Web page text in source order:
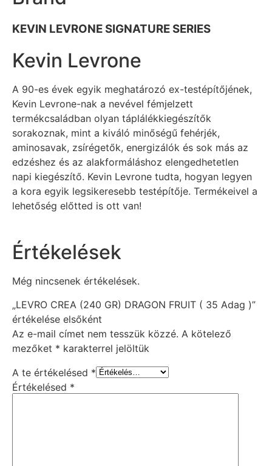
KEVIN LEVRONE SIGNATURE SERIES
Kevin Levrone
A 90-es évek egyik meghatározó ex-testépítőjének,
Kevin Levrone-nak a nevével fémjelzett
termékcsaládban olyan táplálékkiegészítők
sorakoznak, mint a kiváló minőségű fehérjék,
aminosavak, zsírégetők, energizálók és sok más az
edzéshez és az alakformáláshoz elengedhetetlen
napi kiegészítő. Kevin Levrone tudta, hogyan legyen
a kora egyik legsikeresebb testépítője. Termékeivel a
lehetőség előtted is ott van!
Értékelések
Még nincsenek értékelések.
„LEVRO CREA (240 GR) DRAGON FRUIT ( 35 Adag )”
értékelése elsőként
Az e-mail címet nem tesszük közzé. A kötelező
mezőket * karakterrel jelöltük
A te értékelésed *
Értékelésed *